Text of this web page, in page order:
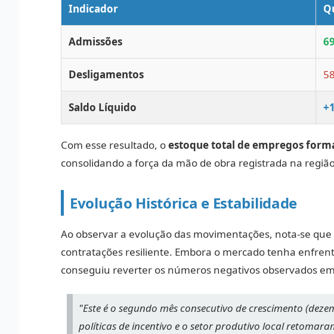
Indicador
Admissões 69
Desligamentos 58
Saldo Líquido
Com esse resultado, oestoque total de empregos
consolidando a força da mão de obra registrada na
Evolução Histórica e Estabilidade
Ao observar a evolução das movimentações, nota-se
contratações resiliente. Embora o mercado tenha
conseguiu reverter os números negativos observados
"Este é o segundo mês consecutivo de crescimento
políticas de incentivo e o setor produtivo local